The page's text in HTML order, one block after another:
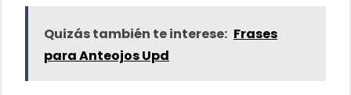
Quizás también te interese: Frases
para Anteojos Upd